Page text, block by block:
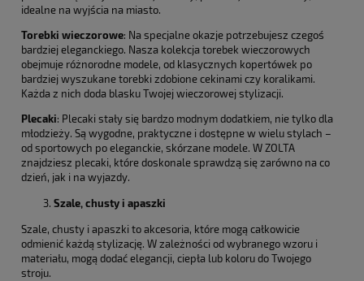
idealne na wyjścia na miasto.
Torebki wieczorowe: Na specjalne okazje potrzebujesz czegoś
bardziej eleganckiego. Nasza kolekcja torebek wieczorowych
obejmuje różnorodne modele, od klasycznych kopertówek po
bardziej wyszukane torebki zdobione cekinami czy koralikami.
Każda z nich doda blasku Twojej wieczorowej stylizacji.
Plecaki: Plecaki stały się bardzo modnym dodatkiem, nie tylko dla
młodzieży. Są wygodne, praktyczne i dostępne w wielu stylach –
od sportowych po eleganckie, skórzane modele. W ZOLTA
znajdziesz plecaki, które doskonale sprawdzą się zarówno na co
dzień, jak i na wyjazdy.
Szale, chusty i apaszki
Szale, chusty i apaszki to akcesoria, które mogą całkowicie
odmienić każdą stylizację. W zależności od wybranego wzoru i
materiału, mogą dodać elegancji, ciepła lub koloru do Twojego
stroju.